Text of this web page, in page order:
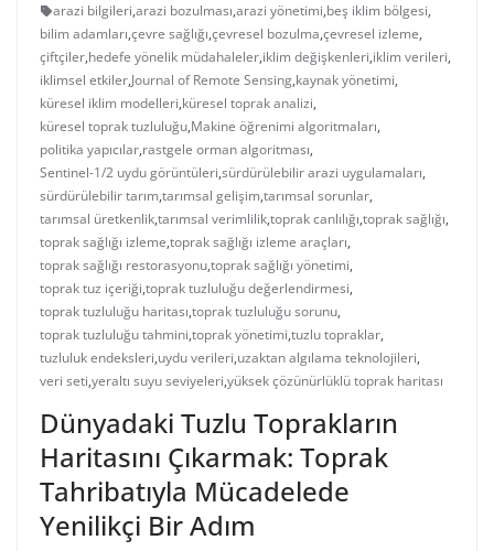
arazi bilgileri,arazi bozulması,arazi yönetimi,beş iklim bölgesi,
bilim adamları,çevre sağlığı,çevresel bozulma,çevresel izleme,
çiftçiler,hedefe yönelik müdahaleler,iklim değişkenleri,iklim verileri,
iklimsel etkiler,Journal of Remote Sensing,kaynak yönetimi,
küresel iklim modelleri,küresel toprak analizi,
küresel toprak tuzluluğu,Makine öğrenimi algoritmaları,
politika yapıcılar,rastgele orman algoritması,
Sentinel-1/2 uydu görüntüleri,sürdürülebilir arazi uygulamaları,
sürdürülebilir tarım,tarımsal gelişim,tarımsal sorunlar,
tarımsal üretkenlik,tarımsal verimlilik,toprak canlılığı,toprak sağlığı,
toprak sağlığı izleme,toprak sağlığı izleme araçları,
toprak sağlığı restorasyonu,toprak sağlığı yönetimi,
toprak tuz içeriği,toprak tuzluluğu değerlendirmesi,
toprak tuzluluğu haritası,toprak tuzluluğu sorunu,
toprak tuzluluğu tahmini,toprak yönetimi,tuzlu topraklar,
tuzluluk endeksleri,uydu verileri,uzaktan algılama teknolojileri,
veri seti,yeraltı suyu seviyeleri,yüksek çözünürlüklü toprak haritası
Dünyadaki Tuzlu Toprakların
Haritasını Çıkarmak: Toprak
Tahribatıyla Mücadelede
Yenilikçi Bir Adım